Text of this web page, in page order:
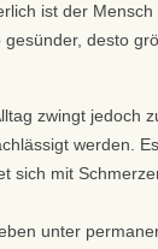
ist der
gesünder, desto
zwingt jedoch
werden.
sich mit
unter